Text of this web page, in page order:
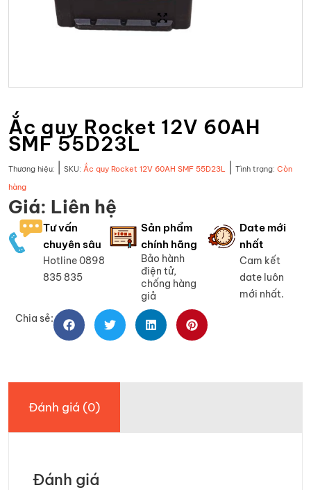
Ắc quy Rocket 12V 60AH
SMF 55D23L
Thương hiệu: SKU: Ắc quy Rocket 12V 60AH SMF 55D23L Tình trạng: Còn
hàng
Giá: Liên hệ
Tư vấn
chuyên sâu
Hotline 0898
835 835
Sản phẩm
chính hãng
Bảo hành
điện tử,
chống hàng
giả
Date mới
nhất
Cam kết
date luôn
mới nhất.
Chia sẻ:
Đánh giá (0)
Đánh giá